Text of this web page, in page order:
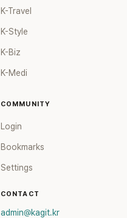
K-Travel
K-Style
K-Biz
K-Medi
COMMUNITY
Login
Bookmarks
Settings
CONTACT
admin@kagit.kr